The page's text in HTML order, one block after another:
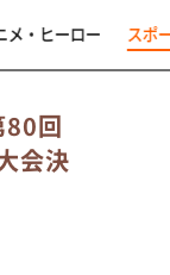
メ・ヒーロー スポ
80回
会決